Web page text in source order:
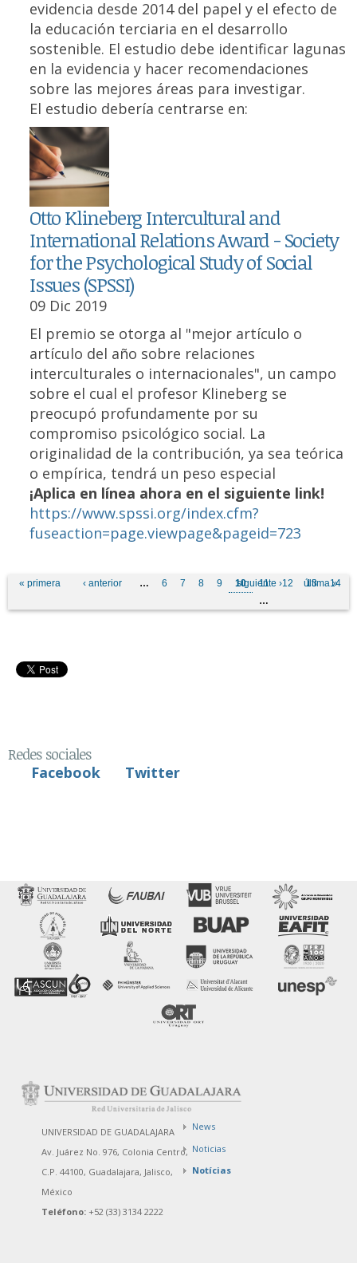
evidencia desde 2014 del papel y el efecto de
la educación terciaria en el desarrollo
sostenible. El estudio debe identificar lagunas
en la evidencia y hacer recomendaciones
sobre las mejores áreas para investigar.
El estudio debería centrarse en:
Otto Klineberg Intercultural and
International Relations Award - Society
for the Psychological Study of Social
Issues (SPSSI)
09 Dic 2019
El premio se otorga al "mejor artículo o
artículo del año sobre relaciones
interculturales o internacionales", un campo
sobre el cual el profesor Klineberg se
preocupó profundamente por su
compromiso psicológico social. La
originalidad de la contribución, ya sea teórica
o empírica, tendrá un peso especial
¡Aplica en línea ahora en el siguiente link!
https://www.spssi.org/index.cfm?
fuseaction=page.viewpage&pageid=723
Páginas
« primera ‹ anterior … 6 7 8 9 10 11 12 13
14
…
siguiente › última »
Redes sociales
Facebook
Twitter
UNIVERSIDAD DE GUADALAJARA
Av. Juárez No. 976, Colonia Centro,
C.P. 44100, Guadalajara, Jalisco,
México
Teléfono: +52 (33) 3134 2222
News
Noticias
Notícias